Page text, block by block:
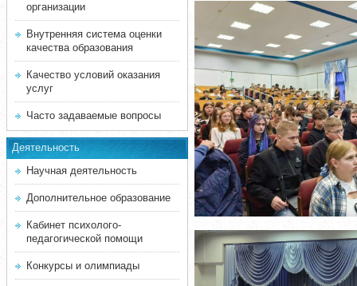
организации
Внутренняя система оценки
качества образования
Качество условий оказания
услуг
Часто задаваемые вопросы
Деятельность
Научная деятельность
Дополнительное образование
Кабинет психолого-
педагогической помощи
Конкурсы и олимпиады